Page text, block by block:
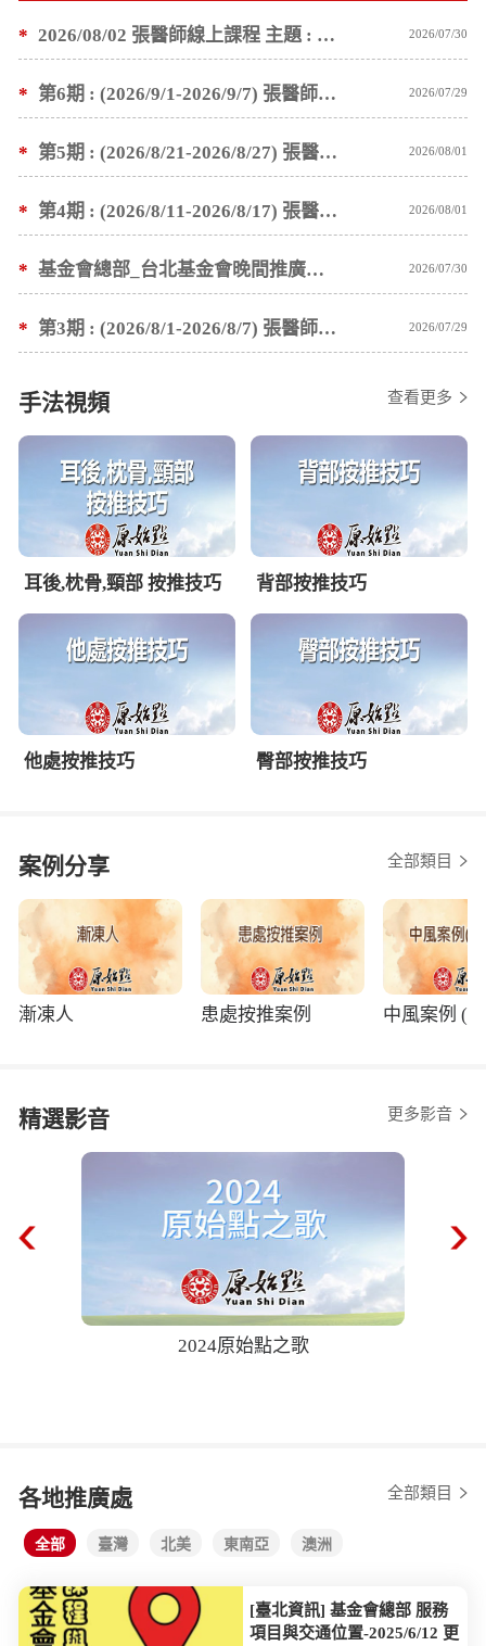
* 2026/08/02 張醫師線上課程 主題 : 1.基金會公告 2.塗抹按推薑粉泥手法教學 2026/07/30
* 第6期 : (2026/9/1-2026/9/7) 張醫師親自培訓手法 廣州基礎班7 天錄取名單公告 2026/07/29
* 第5期 : (2026/8/21-2026/8/27) 張醫師親自培訓手法 廣州基礎班7 天錄取名單公告 2026/08/01
* 第4期 : (2026/8/11-2026/8/17) 張醫師親自培訓手法 廣州基礎班7 天錄取名單公告 2026/08/01
* 基金會總部_台北基金會晚間推廣暫停服務公告 2026/07/30
* 第3期 : (2026/8/1-2026/8/7) 張醫師親自培訓手法 廣州基礎班7 天錄取名單公告 2026/07/29
手法視頻 查看更多
耳後,枕骨,頸部 按推技巧 背部按推技巧
他處按推技巧 臀部按推技巧
案例分享 全部類目
漸凍人 患處按推案例 中風案例 (
精選影音 更多影音
2024原始點之歌
各地推廣處 全部類目
全部 臺灣 北美 東南亞 澳洲
[臺北資訊] 基金會總部 服務
項目與交通位置-2025/6/12 更